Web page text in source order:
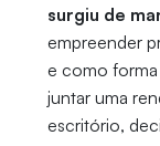
surgiu de
empreender
e como
juntar uma
escritório,